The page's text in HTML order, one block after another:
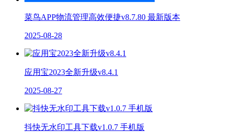
菜鸟APP物流管理高效便捷v8.7.80 最新版本
2025-08-28
应用宝2023全新升级v8.4.1
2025-08-27
抖快无水印工具下载v1.0.7 手机版